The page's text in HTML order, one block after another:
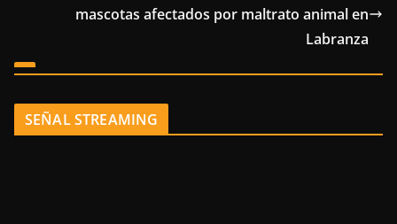
mascotas afectados por maltrato animal en
Labranza
SEÑAL STREAMING